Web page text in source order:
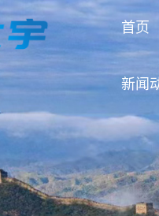
首页
新闻